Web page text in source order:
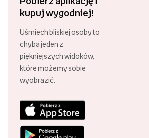
kupuj wygodniej!
Uśmiech bliskiej osoby to
chyba jeden z
piękniejszych widoków,
które możemy sobie
wyobrazić.